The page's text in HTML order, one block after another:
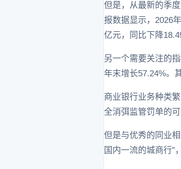
但是，从最新的季
报数据显示，2026
亿元，同比下降
另一个需要关注的
年末增长57.24%。
商业银行业务种类
全消弭监管罚单的可
但是与优秀的同业
国内一流的城商行”